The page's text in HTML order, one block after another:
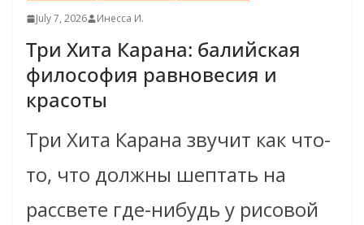
July 7, 2026 Инесса И.
Три Хита Карана: балийская
философия равновесия и
красоты
Три Хита Карана звучит как что-
то, что должны шептать на
рассвете где-нибудь у рисовой